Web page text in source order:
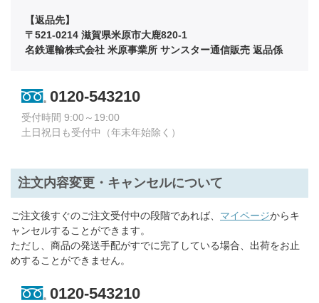
【返品先】
〒521-0214 滋賀県米原市大鹿820-1
名鉄運輸株式会社 米原事業所 サンスター通信販売 返品係
0120-543210
受付時間 9:00～19:00
土日祝日も受付中（年末年始除く）
注文内容変更・キャンセルについて
ご注文後すぐのご注文受付中の段階であれば、 マイページからキ
ャンセルすることができます。
ただし、商品の発送手配がすでに完了している場合、出荷をお止
めすることができません。
0120-543210